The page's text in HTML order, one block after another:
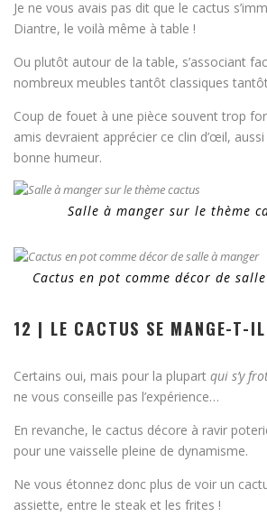
Je ne vous avais pas dit que le cactus
Diantre, le voilà même à table !
Ou plutôt autour de la table, s’associant
nombreux meubles tantôt classiques
Coup de fouet à une pièce souvent trop
amis devraient apprécier ce clin d’œil,
bonne humeur.
Salle à manger sur le thème
Cactus en pot comme décor de
12 | LE CACTUS SE MANGE-T-
Certains oui, mais pour la plupart qui s’y
ne vous conseille pas l’expérience…
En revanche, le cactus décore à ravir
pour une vaisselle pleine de dynamisme.
Ne vous étonnez donc plus de voir un
assiette, entre le steak et les frites !